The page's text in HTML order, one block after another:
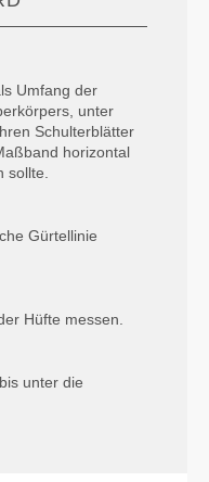
Umfang der
unter
Schulterblätter
horizontal
sollte.
Gürtellinie
Hüfte messen.
unter die